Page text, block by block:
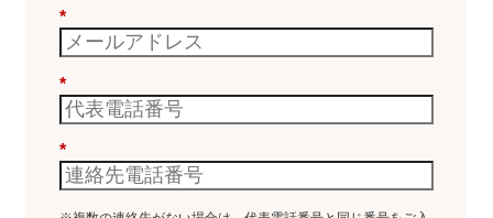
*
*
*